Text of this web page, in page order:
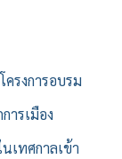
รงการอบรม
ารเมือง
เทศกาลเข้า